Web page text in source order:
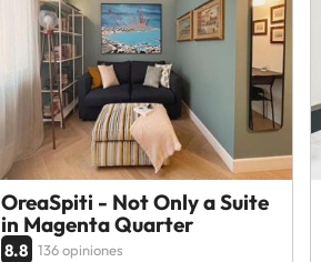
OreaSpiti - Not Only a Suite
in Magenta Quarter
8.8 136 opiniones